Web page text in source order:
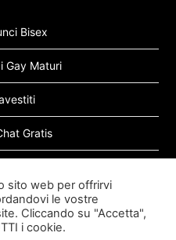
Bisex
Gay Maturi
Gratis
Gay
sito web per offrirvi
le vostre
Cliccando su "Accetta",
i cookie.